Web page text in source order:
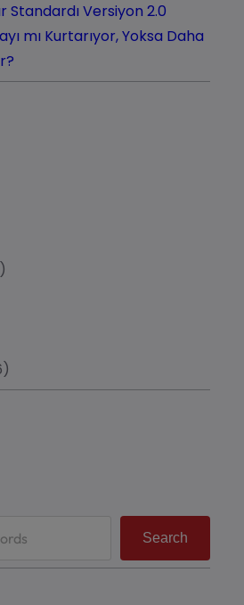
Standardı Versiyon 2.0
mı Kurtarıyor, Yoksa Daha
Search